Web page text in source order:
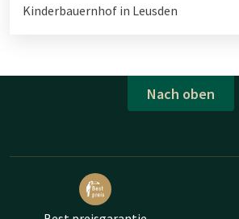
Kinderbauernhof in Leusden
Nach oben